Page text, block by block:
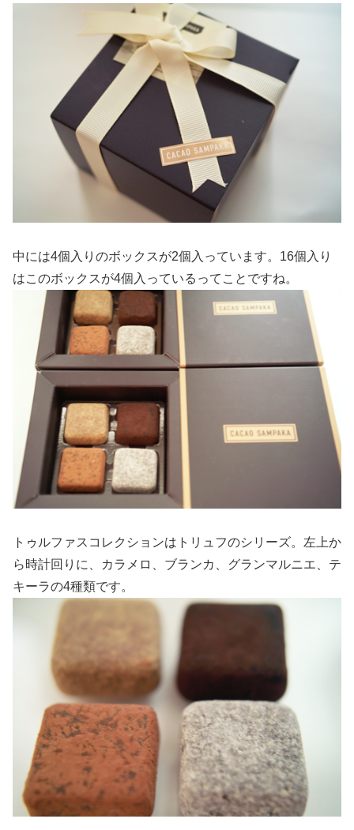
中には4個入りのボックスが2個入っています。16個入り
はこのボックスが4個入っているってことですね。
トゥルファスコレクションはトリュフのシリーズ。左上か
ら時計回りに、カラメロ、ブランカ、グランマルニエ、テ
キーラの4種類です。